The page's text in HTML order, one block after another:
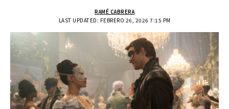
LAST UPDATED: FEBRERO 26, 2026 7:15 PM
RAMÉ CABRERA